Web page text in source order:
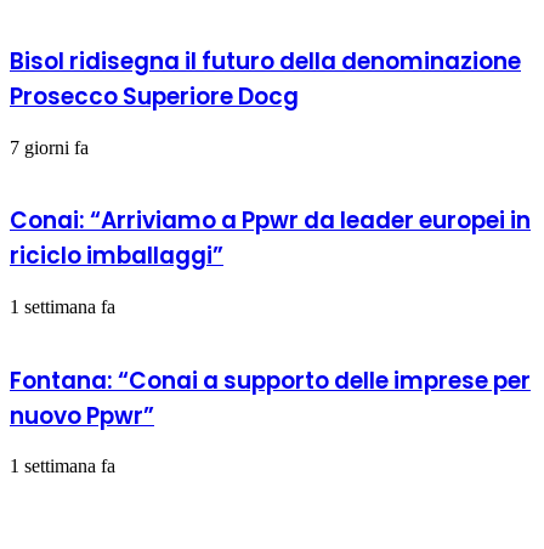
Bisol ridisegna il futuro della denominazione
Prosecco Superiore Docg
7 giorni fa
Conai: “Arriviamo a Ppwr da leader europei in
riciclo imballaggi”
1 settimana fa
Fontana: “Conai a supporto delle imprese per
nuovo Ppwr”
1 settimana fa